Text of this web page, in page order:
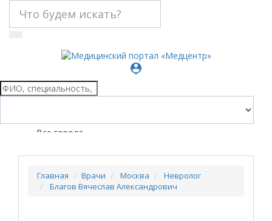
person_pin
Все города
Главная Врачи Москва
Невролог
Благов Вячеслав Александрович